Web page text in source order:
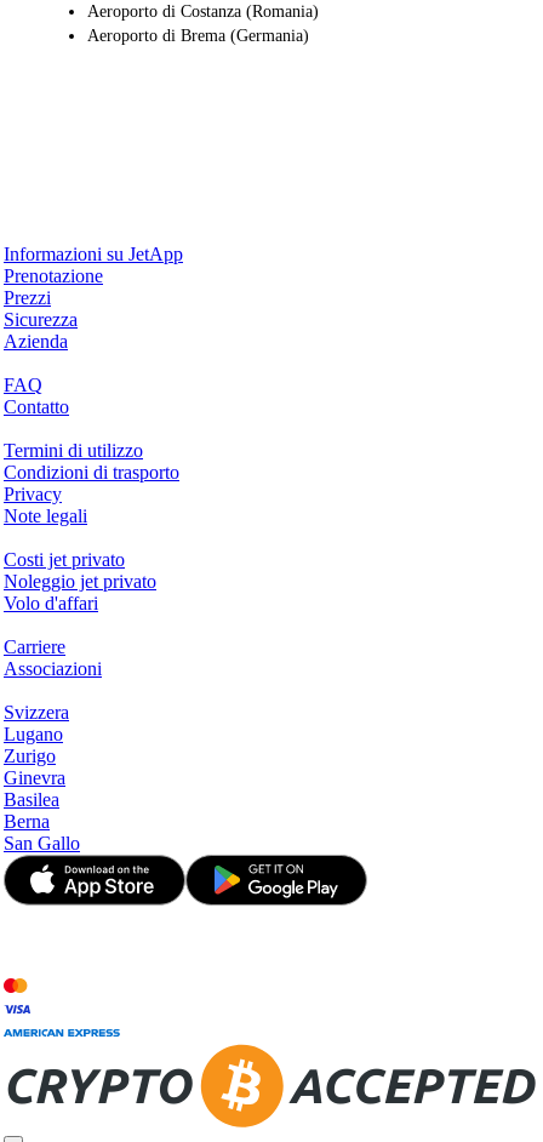
Aeroporto di Costanza (Romania)
Aeroporto di Brema (Germania)
Informazioni su JetApp
Prenotazione
Prezzi
Sicurezza
Azienda
FAQ
Contatto
Termini di utilizzo
Condizioni di trasporto
Privacy
Note legali
Costi jet privato
Noleggio jet privato
Volo d'affari
Carriere
Associazioni
Svizzera
Lugano
Zurigo
Ginevra
Basilea
Berna
San Gallo